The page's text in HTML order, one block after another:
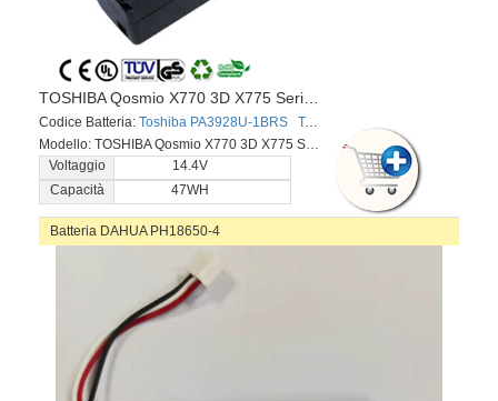
Codice Batteria: Toshiba PA3928U-1BRS Toshiba PABAS248
Modello: TOSHIBA Qosmio X770 3D X775 Series
Voltaggio
14.4V
Capacità
47WH
Batteria DAHUA PH18650-4